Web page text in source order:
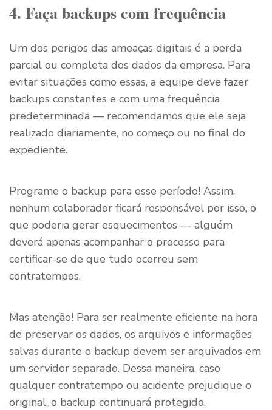
4. Faça backups com frequência
Um dos perigos das ameaças digitais é a perda
parcial ou completa dos dados da empresa. Para
evitar situações como essas, a equipe deve fazer
backups constantes e com uma frequência
predeterminada — recomendamos que ele seja
realizado diariamente, no começo ou no final do
expediente.
Programe o backup para esse período! Assim,
nenhum colaborador ficará responsável por isso, o
que poderia gerar esquecimentos — alguém
deverá apenas acompanhar o processo para
certificar-se de que tudo ocorreu sem
contratempos.
Mas atenção! Para ser realmente eficiente na hora
de preservar os dados, os arquivos e informações
salvas durante o backup devem ser arquivados em
um servidor separado. Dessa maneira, caso
qualquer contratempo ou acidente prejudique o
original, o backup continuará protegido.